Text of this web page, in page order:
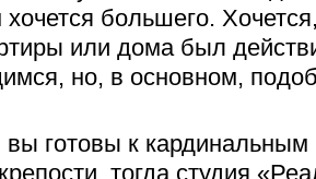
большего.
или дома был
но, в основном,
готовы к
тогда студия